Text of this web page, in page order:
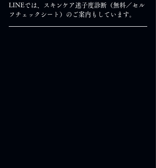
LINEでは、スキンケア迷子度診断（無料／セル
フチェックシート）のご案内もしています。